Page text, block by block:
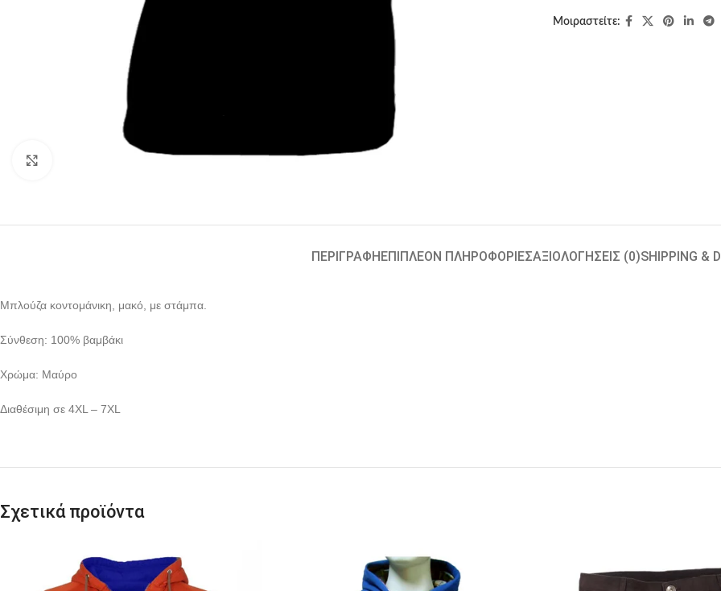
Μοιραστείτε:
ΠΕΡΙΓΡΑΦΉ ΕΠΙΠΛΈΟΝ ΠΛΗΡΟΦΟΡΊΕΣΑΞΙΟΛΟΓΉΣΕΙΣ (0)SHIPPING &
Μπλούζα κοντομάνικη, μακό, με στάμπα.
Σύνθεση: 100% βαμβάκι
Χρώμα: Μαύρο
Διαθέσιμη σε 4XL – 7XL
Σχετικά προϊόντα